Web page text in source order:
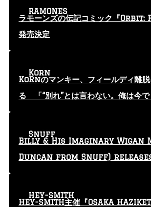
ラモーンズの伝記コミック『Orbit:
発売決定
RAMONES
KoRnのマンキー、フィールディ離
る 「“別れ”とは言わない。俺は今で
Korn
Billy & His Imaginary Wigan
Duncan from Snuff) releases
Snuff
HEY-SMITH主催『OSAKA
HEY-SMITH